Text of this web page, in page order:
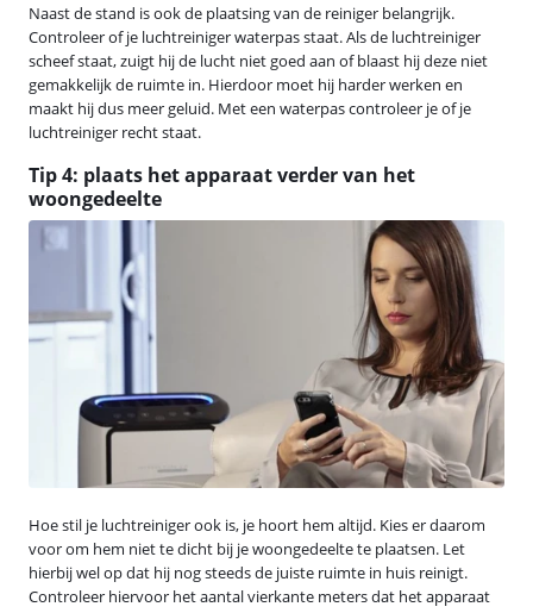
Naast de stand is ook de plaatsing van de reiniger belangrijk.
Controleer of je luchtreiniger waterpas staat. Als de luchtreiniger
scheef staat, zuigt hij de lucht niet goed aan of blaast hij deze niet
gemakkelijk de ruimte in. Hierdoor moet hij harder werken en
maakt hij dus meer geluid. Met een waterpas controleer je of je
luchtreiniger recht staat.
Tip 4: plaats het apparaat verder van het
woongedeelte
Hoe stil je luchtreiniger ook is, je hoort hem altijd. Kies er daarom
voor om hem niet te dicht bij je woongedeelte te plaatsen. Let
hierbij wel op dat hij nog steeds de juiste ruimte in huis reinigt.
Controleer hiervoor het aantal vierkante meters dat het apparaat